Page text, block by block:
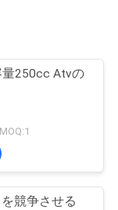
250cc Atvの
競争させる